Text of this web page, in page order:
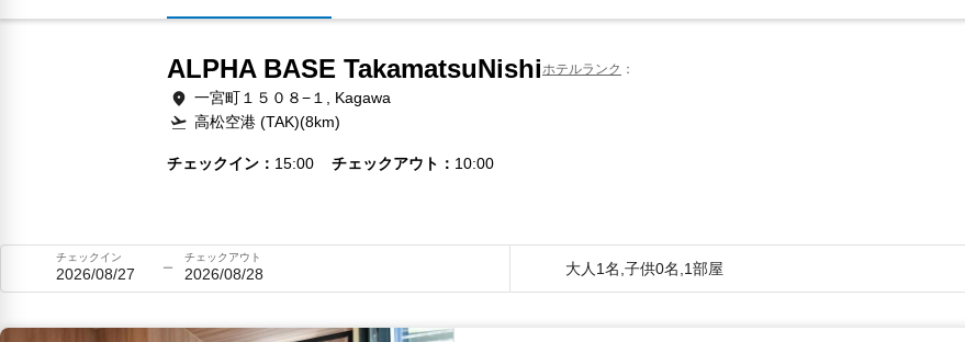
ALPHA BASE TakamatsuNishi ホテルランク
一宮町１５０８−１, Kagawa
高松空港 (TAK)(8km)
チェックイン 15:00 チェックアウト 10:00
チェックイン
2026/08/27
チェックアウト
2026/08/28 大人1名,子供0名,1部屋